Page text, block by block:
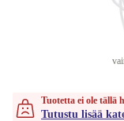
Tuotetta ei ole tällä
Tutustu lisää